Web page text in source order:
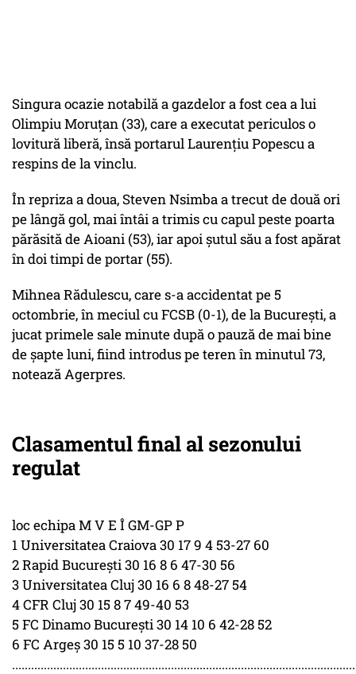
Singura ocazie notabilă a gazdelor a fost cea a lui
Olimpiu Moruţan (33), care a executat periculos o
lovitură liberă, însă portarul Laurenţiu Popescu a
respins de la vinclu.
În repriza a doua, Steven Nsimba a trecut de două ori
pe lângă gol, mai întâi a trimis cu capul peste poarta
părăsită de Aioani (53), iar apoi şutul său a fost apărat
în doi timpi de portar (55).
Mihnea Rădulescu, care s-a accidentat pe 5
octombrie, în meciul cu FCSB (0-1), de la Bucureşti, a
jucat primele sale minute după o pauză de mai bine
de şapte luni, fiind introdus pe teren în minutul 73,
notează Agerpres.
Clasamentul final al sezonului
regulat
loc echipa M V E Î GM-GP P
1 Universitatea Craiova 30 17 9 4 53-27 60
2 Rapid Bucureşti 30 16 8 6 47-30 56
3 Universitatea Cluj 30 16 6 8 48-27 54
4 CFR Cluj 30 15 8 7 49-40 53
5 FC Dinamo Bucureşti 30 14 10 6 42-28 52
6 FC Argeş 30 15 5 10 37-28 50